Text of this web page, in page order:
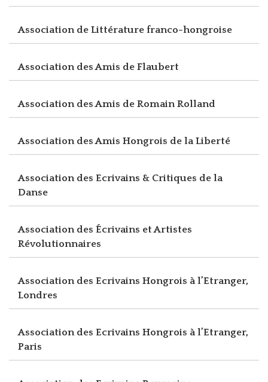
Association de Littérature franco-hongroise
Association des Amis de Flaubert
Association des Amis de Romain Rolland
Association des Amis Hongrois de la Liberté
Association des Ecrivains & Critiques de la
Danse
Association des Écrivains et Artistes
Révolutionnaires
Association des Ecrivains Hongrois à l’Etranger,
Londres
Association des Ecrivains Hongrois à l’Etranger,
Paris